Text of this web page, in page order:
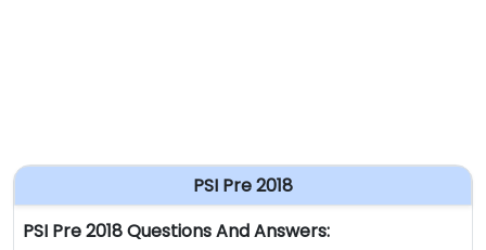
PSI Pre 2018
PSI Pre 2018 Questions And Answers: